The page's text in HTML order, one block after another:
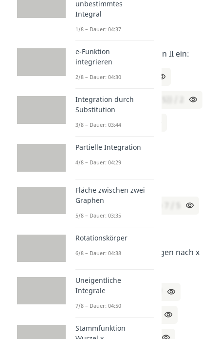
⇔ y = 7 / 5
Setze in II ein:
x = (5 – (7 / 5)) / 2
⇔ x = ((25 / 5) – (7 / 5)) / 2
⇔ x = (18 / 5) / 2
⇔ x = 18 / 10
Lösung:
b)
Stelle beide Gleichungen nach x
I: 3x + 5y – 7 = 4 | +7
unbestimmtes
Integral
1/8 – Dauer: 04:37
e-Funktion
integrieren
2/8 – Dauer: 04:30
Integration durch
Substitution
3/8 – Dauer: 03:44
Partielle Integration
4/8 – Dauer: 04:29
Fläche zwischen zwei
Graphen
5/8 – Dauer: 03:35
Rotationskörper
6/8 – Dauer: 04:38
Uneigentliche
Integrale
7/8 – Dauer: 04:50
Stammfunktion